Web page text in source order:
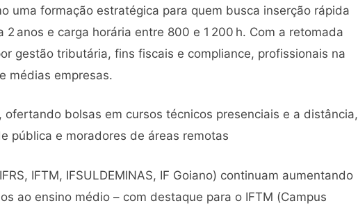
uma formação estratégica para quem busca inserção rápida
anos e carga horária entre 800 e 1 200 h. Com a retomada
gestão tributária, fins fiscais e compliance, profissionais na
médias empresas.
, ofertando bolsas em cursos técnicos presenciais e a distância,
pública e moradores de áreas remotas
IFTM, IFSULDEMINAS, IF Goiano) continuam aumentando
ao ensino médio – com destaque para o IFTM (Campus